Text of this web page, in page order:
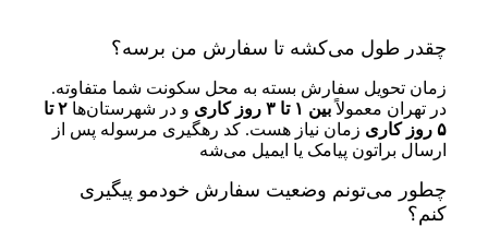
چقدر طول می‌کشه تا سفارش من برسه؟
زمان تحویل سفارش بسته به محل سکونت شما متفاوته.
در تهران معمولاًبین ۱ تا ۳ روز کاری و در شهرستان‌ها
۲ تا
۵ روز کاری
زمان نیاز هست. کد رهگیری مرسوله پس از
ارسال براتون پیامک یا ایمیل می‌شه
چطور می‌تونم وضعیت سفارش خودمو پیگیری
کنم؟